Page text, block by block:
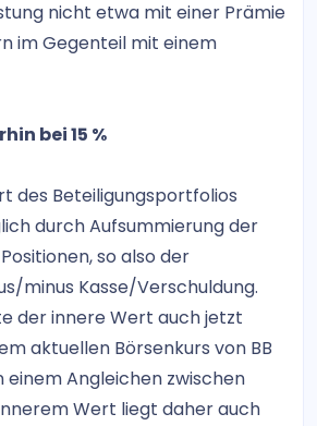
nicht etwa mit einer Prämie
im Gegenteil mit einem
bei 15 %
des Beteiligungsportfolios
durch Aufsummierung der
so also der
minus Kasse/Verschuldung.
der innere Wert auch jetzt
aktuellen Börsenkurs von BB
einem Angleichen zwischen
Wert liegt daher auch